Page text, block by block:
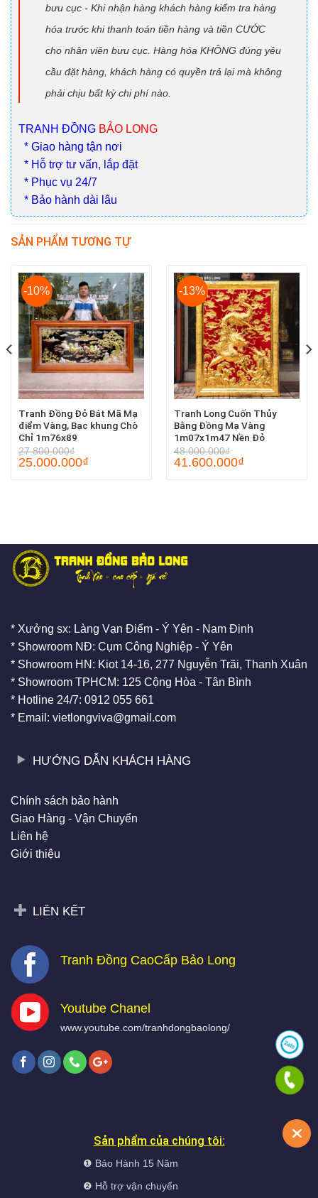
bưu cục - Khi nhận hàng khách hàng kiểm tra hàng
hóa trước khi thanh toán tiền hàng và tiền CƯỚC
cho nhân viên bưu cục. Hàng hóa KHÔNG đúng yêu
cầu đặt hàng, khách hàng có quyền trả lại mà không
phải chịu bất kỳ chi phí nào.
TRANH ĐỒNG BẢO LONG
* Giao hàng tận nơi
* Hỗ trợ tư vấn, lắp đặt
* Phục vụ 24/7
* Bảo hành dài lâu
SẢN PHẨM TƯƠNG TỰ
-10%
Tranh Đồng Đỏ Bát Mã Mạ
điểm Vàng, Bạc khung Chò
Chỉ 1m76x89
27.800.000₫
25.000.000₫
-13%
Tranh Long Cuốn Thủy
Bằng Đồng Mạ Vàng
1m07x1m47 Nền Đỏ
48.000.000₫
41.600.000₫
* Xưởng sx: Làng Vạn Điểm - Ý Yên - Nam Định
* Showroom NĐ: Cụm Công Nghiệp - Ý Yên
* Showroom HN: Kiot 14-16, 277 Nguyễn Trãi, Thanh Xuân
* Showroom TPHCM: 125 Cộng Hòa - Tân Bình
* Hotline 24/7: 0912 055 661
* Email: vietlongviva@gmail.com
HƯỚNG DẪN KHÁCH HÀNG
Chính sách bảo hành
Giao Hàng - Vận Chuyển
Liên hệ
Giới thiệu
LIÊN KẾT
Tranh Đồng CaoCấp Bảo Long
Youtube Chanel
www.youtube.com/tranhdongbaolong/
Sản phẩm của chúng tôi:
❶ Bảo Hành 15 Năm
❷ Hỗ trợ vận chuyển